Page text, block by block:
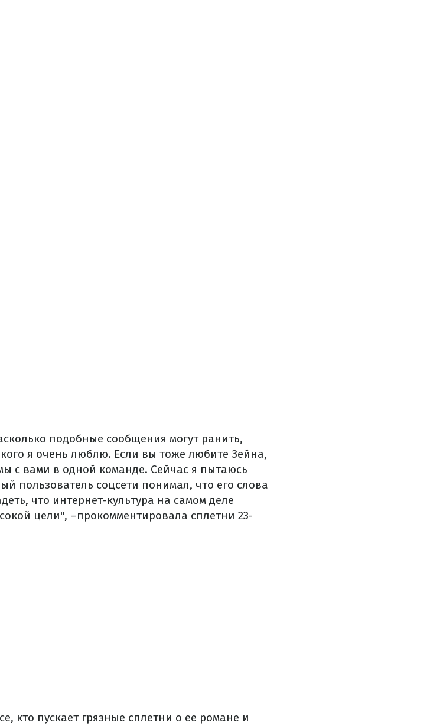
подобные сообщения могут ранить,
я очень люблю. Если вы тоже любите Зейна,
с вами в одной команде. Сейчас я пытаюсь
пользователь соцсети понимал, что его слова
что интернет-культура на самом деле
цели", –прокомментировала сплетни 23-
кто пускает грязные сплетни о ее романе и